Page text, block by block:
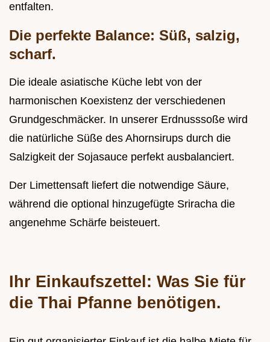
entfalten.
Die perfekte Balance: Süß, salzig,
scharf.
Die ideale asiatische Küche lebt von der
harmonischen Koexistenz der verschiedenen
Grundgeschmäcker. In unserer Erdnusssoße wird
die natürliche Süße des Ahornsirups durch die
Salzigkeit der Sojasauce perfekt ausbalanciert.
Der Limettensaft liefert die notwendige Säure,
während die optional hinzugefügte Sriracha die
angenehme Schärfe beisteuert.
Ihr Einkaufszettel: Was Sie für
die Thai Pfanne benötigen.